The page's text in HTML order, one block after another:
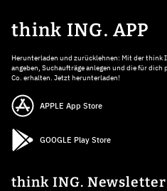
think ING. APP
Herunterladen und zurücklehnen: Mit der think
angeben, Suchaufträge anlegen und die für
Co. erhalten. Jetzt herunterladen!
APPLE App Store
GOOGLE Play Store
think ING. Newsletter